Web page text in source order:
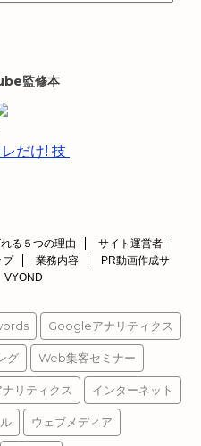
監修本
だけ! 技
る５つの理由
サイト運営者
プ 業務内容
PR動画作成サ
VYOND
Googleアナリティクス
グ Web集客セミナー
ナリティクス インターネット
ウェブメディア